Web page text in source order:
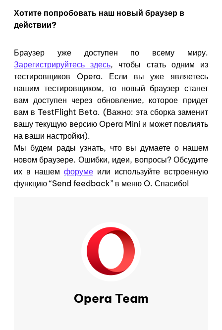
Хотите попробовать наш новый браузер в
действии?
Браузер уже доступен по всему миру.
Зарегистрируйтесь здесь, чтобы стать одним из
тестировщиков Opera. Если вы уже являетесь
нашим тестировщиком, то новый браузер станет
вам доступен через обновление, которое придет
вам вTestFlight Beta. (Важно: эта сборка заменит
вашу текущую версию Opera Mini и может повлиять
на ваши настройки).
Мы будем рады узнать, что вы думаете о нашем
новом браузере. Ошибки, идеи, вопросы? Обсудите
их в нашем форуме или используйте встроенную
функцию“Send feedback” в меню O. Спасибо!
Opera Team